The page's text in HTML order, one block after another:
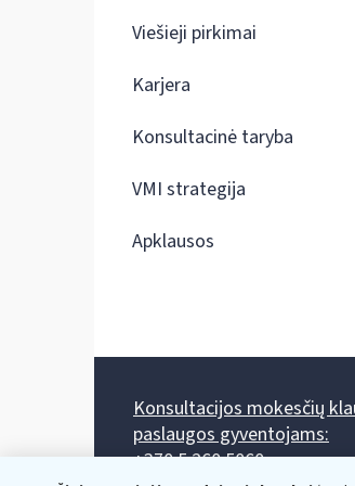
Viešieji pirkimai
Karjera
Konsultacinė taryba
VMI strategija
Apklausos
Konsultacijos mokesčių
paslaugos gyventojams:
+370 5 260 5060